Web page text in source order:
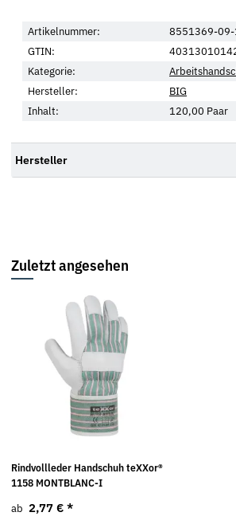
Artikelnummer:
8551369-
GTIN:
Kategorie:
Hersteller:
BIG
Inhalt:
120,00 Paar
Hersteller
Zuletzt angesehen
Rindvollleder Handschuh teXXor®
1158 MONTBLANC-I
ab 2,77 € *